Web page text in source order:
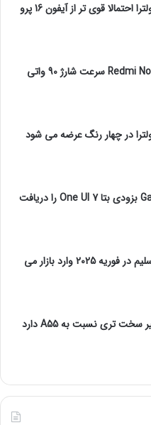
گلکسی اس 25 اولترا احتمالا قوی تر از آیفون 16 پرو
گوشی Redmi Note 14 Pro سرعت شارژ 90 واتی
گوشی Galaxy A55 بزودی بتا One UI 7 را دریافت
گلکسی اس 25 اسلیم در فوریه 2025 وارد بازار می